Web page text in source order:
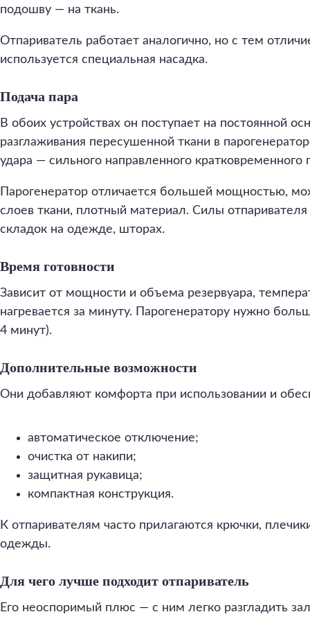
подошву — на ткань.
Отпариватель работает аналогично, но с тем
используется специальная насадка.
Подача пара
В обоих устройствах он поступает на постоянной
разглаживания пересушенной ткани в
удара — сильного направленного кратковременного
Парогенератор отличается большей мощностью,
слоев ткани, плотный материал. Силы отпаривателя
складок на одежде, шторах.
Время готовности
Зависит от мощности и объема резервуара,
нагревается за минуту. Парогенератору нужно
4 минут).
Дополнительные возможности
Они добавляют комфорта при использовании и
автоматическое отключение;
очистка от накипи;
защитная рукавица;
компактная конструкция.
К отпаривателям часто прилагаются крючки,
одежды.
Для чего лучше подходит отпариватель
Его неоспоримый плюс — с ним легко разгладить